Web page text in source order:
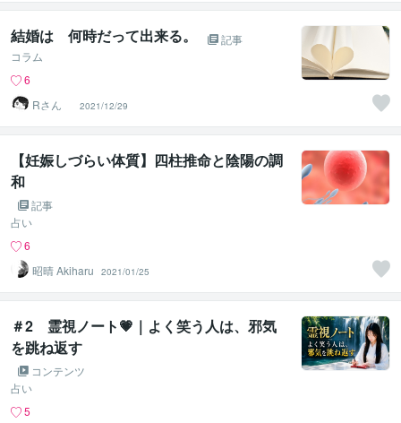
結婚は 何時だって出来る。
記事
コラム
6
Rさん
2021/12/29
【妊娠しづらい体質】四柱推命と陰陽の調
和
記事
占い
6
昭晴 Akiharu
2021/01/25
＃2 霊視ノート💗｜よく笑う人は、邪気
を跳ね返す
コンテンツ
占い
5